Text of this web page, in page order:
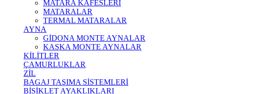
MATARA KAFESLERİ
MATARALAR
TERMAL MATARALAR
AYNA
GİDONA MONTE AYNALAR
KASKA MONTE AYNALAR
KİLİTLER
ÇAMURLUKLAR
ZİL
BAGAJ TAŞIMA SİSTEMLERİ
BİSİKLET AYAKLIKLARI